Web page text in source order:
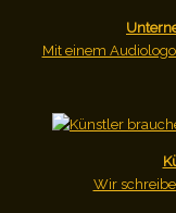
Mit einem
Wir